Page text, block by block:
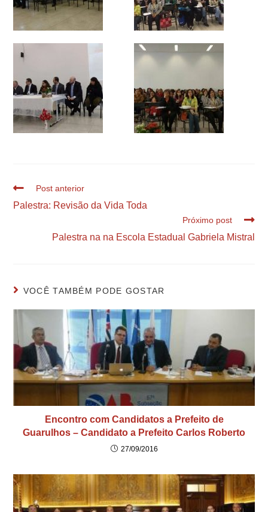
Post anterior
Palestra: Revisão da Vida Toda
Próximo post
Palestra na na Escola Estadual Gabriela Mistral
VOCÊ TAMBÉM PODE GOSTAR
Encontro com Candidatos a Prefeito de
Guarulhos – Candidato a Prefeito Carlos Roberto
27/09/2016